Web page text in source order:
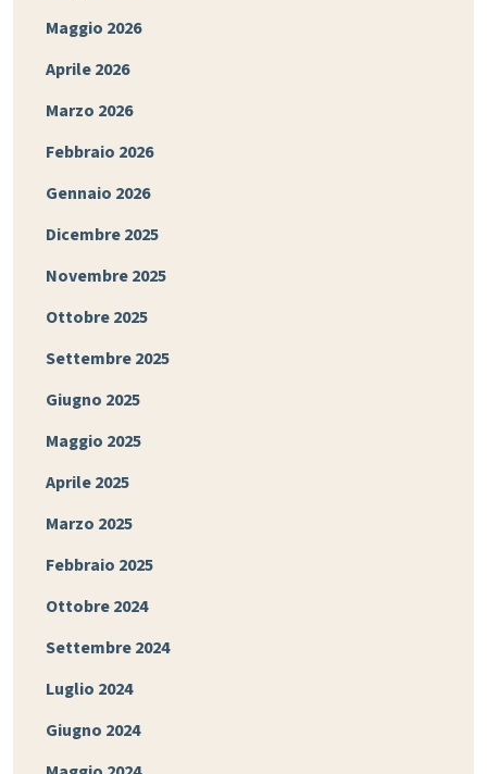
Maggio 2026
Aprile 2026
Marzo 2026
Febbraio 2026
Gennaio 2026
Dicembre 2025
Novembre 2025
Ottobre 2025
Settembre 2025
Giugno 2025
Maggio 2025
Aprile 2025
Marzo 2025
Febbraio 2025
Ottobre 2024
Settembre 2024
Luglio 2024
Giugno 2024